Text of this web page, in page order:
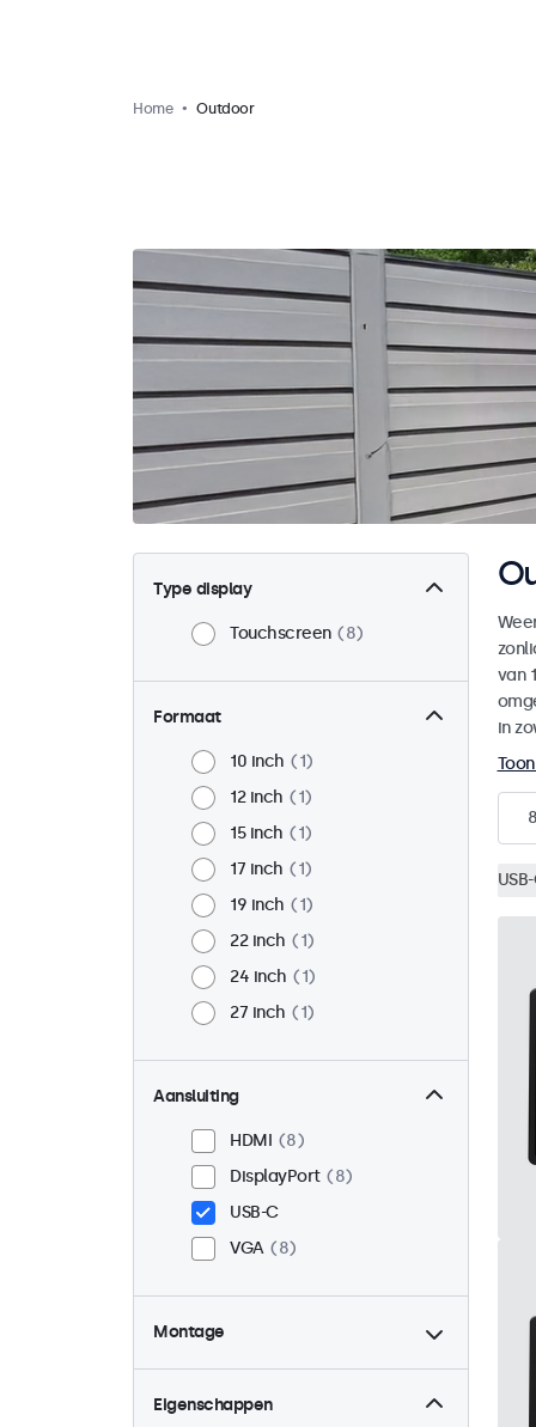
Home Outdoor
Type display
Touchscreen 8
Formaat
10 inch
1
12 inch
1
15 inch
1
17 inch
1
19 inch
1
22 inch
1
24 inch
1
27 inch
1
Aansluiting
HDMI
8
DisplayPort
8
USB-C
VGA
8
Montage
Panel mount
8
Inbouw
Eigenschappen
van
in
8